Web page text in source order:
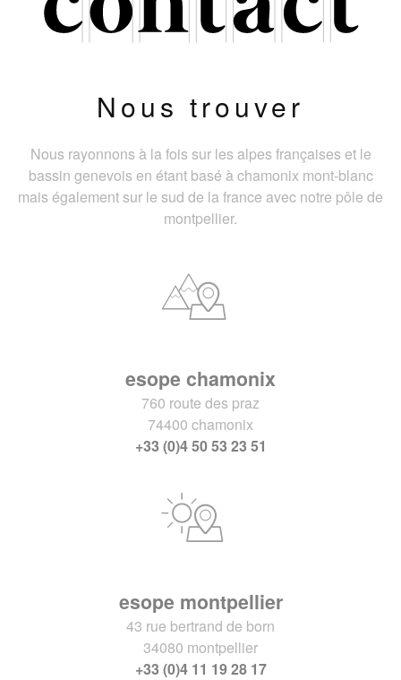
Nous trouver
Nous rayonnons à la fois sur les alpes françaises et le
bassin genevois en étant basé à chamonix mont-blanc
mais également sur le sud de la france avec notre pôle de
montpellier.
esope chamonix
760 route des praz
74400 chamonix
+33 (0)4 50 53 23 51
esope montpellier
43 rue bertrand de born
34080 montpellier
+33 (0)4 11 19 28 17